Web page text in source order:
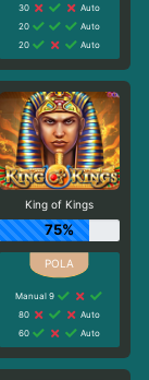
30
Auto
20
Auto
20
Auto
King of Kings
75%
Manual 9
80
Auto
60
Auto